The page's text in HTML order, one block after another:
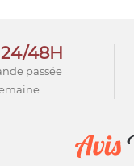
48H
passée